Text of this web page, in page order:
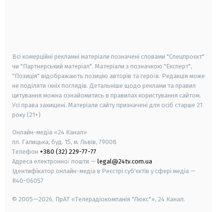
Всі комерційні рекламні матеріали позначені словами "Спецпроєкт"
чи "Партнерський матеріал". Матеріали з позначкою "Експерт",
"Позиція" відображають позицію авторів та героїв. Редакція може
не поділяти їхніх поглядів. Детальніше щодо реклами та правил
цитування можна ознайомитись в правилах користування сайтом.
Усі права захищені. Матеріали сайту призначені для осіб старше 21
року (21+)
Онлайн-медіа «24 Канал»
пл. Галицька, буд. 15, м. Львів, 79008
Телефон +380 (32) 229-77-77
Адреса електронної пошти — legal@24tv.com.ua
Ідентифікатор онлайн-медіа в Реєстрі суб'єктів у сфері медіа —
R40-06057
© 2005—2026, ПрАТ «Телерадіокомпанія "Люкс"», 24 Канал.